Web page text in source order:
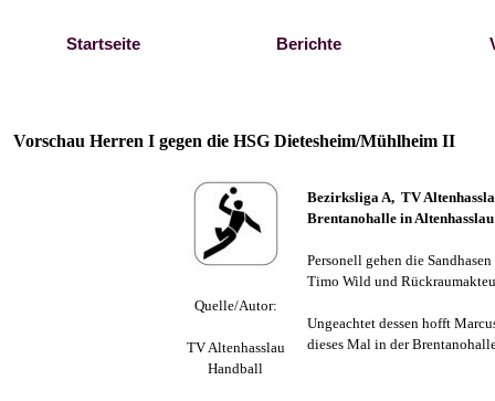
Startseite Berichte
Vorschau Herren I gegen die HSG Dietesheim/Mühlheim II
Quelle/Autor:
TV Altenhasslau
Handball
Bezirksliga A, TV
Brentanohalle in Altenhasslau
Personell gehen die
Timo Wild und
Ungeachtet dessen hofft
dieses Mal in der